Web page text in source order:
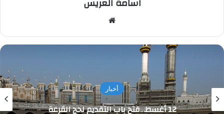
أخبار
12 أغسط…فتح باب التقديم لحج القرعة